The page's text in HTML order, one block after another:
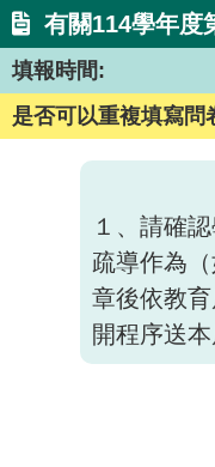
有關114學年度
填報時間:
是否可以重複填寫問
１、請確
疏導作為
章後依教
開程序送本